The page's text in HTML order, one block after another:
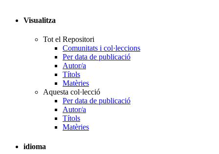
Visualitza
Tot el Repositori
Comunitats i col·leccions
Per data de publicació
Autor/a
Títols
Matèries
Aquesta col·lecció
Per data de publicació
Autor/a
Títols
Matèries
idioma